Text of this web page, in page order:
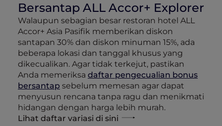
Bersantap ALL Accor+ Explorer
Walaupun sebagian besar restoran hotel ALL
Accor+ Asia Pasifik memberikan diskon
santapan 30% dan diskon minuman 15%, ada
beberapa lokasi dan tanggal khusus yang
dikecualikan. Agar tidak terkejut, pastikan
Anda memeriksa daftar pengecualian bonus
bersantap sebelum memesan agar dapat
menyusun rencana tanpa ragu dan menikmati
hidangan dengan harga lebih murah.
Lihat daftar variasi di sini